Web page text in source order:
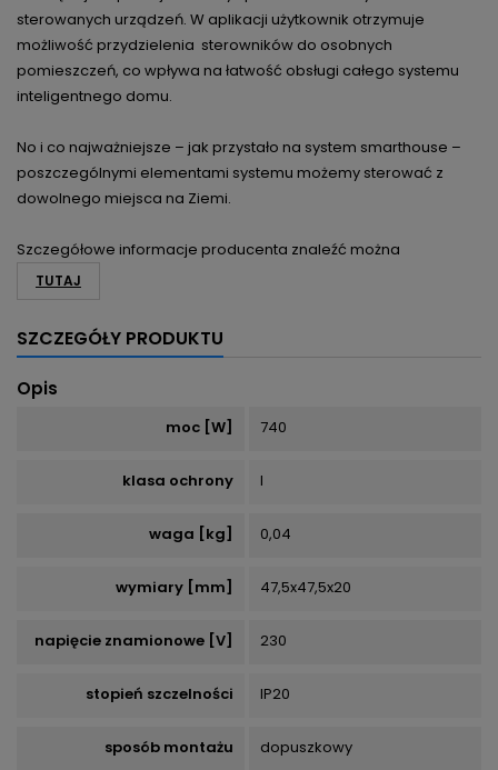
sterowanych urządzeń. W aplikacji użytkownik otrzymuje
możliwość przydzielenia sterowników do osobnych
pomieszczeń, co wpływa na łatwość obsługi całego systemu
inteligentnego domu.
No i co najważniejsze – jak przystało na system smarthouse –
poszczególnymi elementami systemu możemy sterować z
dowolnego miejsca na Ziemi.
Szczegółowe informacje producenta znaleźć można
TUTAJ
SZCZEGÓŁY PRODUKTU
Opis
moc [W] 740
klasa ochrony I
waga [kg] 0,04
wymiary [mm] 47,5x47,5x20
napięcie znamionowe [V] 230
stopień szczelności IP20
sposób montażu dopuszkowy